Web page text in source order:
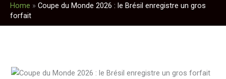
Home » Coupe du Monde 2026 : le Brésil enregistre un gros
forfait